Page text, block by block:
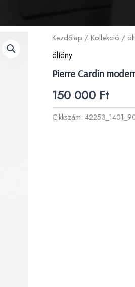
Kezdőlap /Kollekció /
öltöny
Pierre Cardin
150 000 Ft
Cikkszám: